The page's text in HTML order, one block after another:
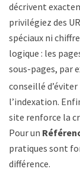
décrivent
privilégiez des
spéciaux ni
logique : les
sous-pages, par
conseillé
l’indexation.
site renforce la
Pour un
pratiques sont
différence.